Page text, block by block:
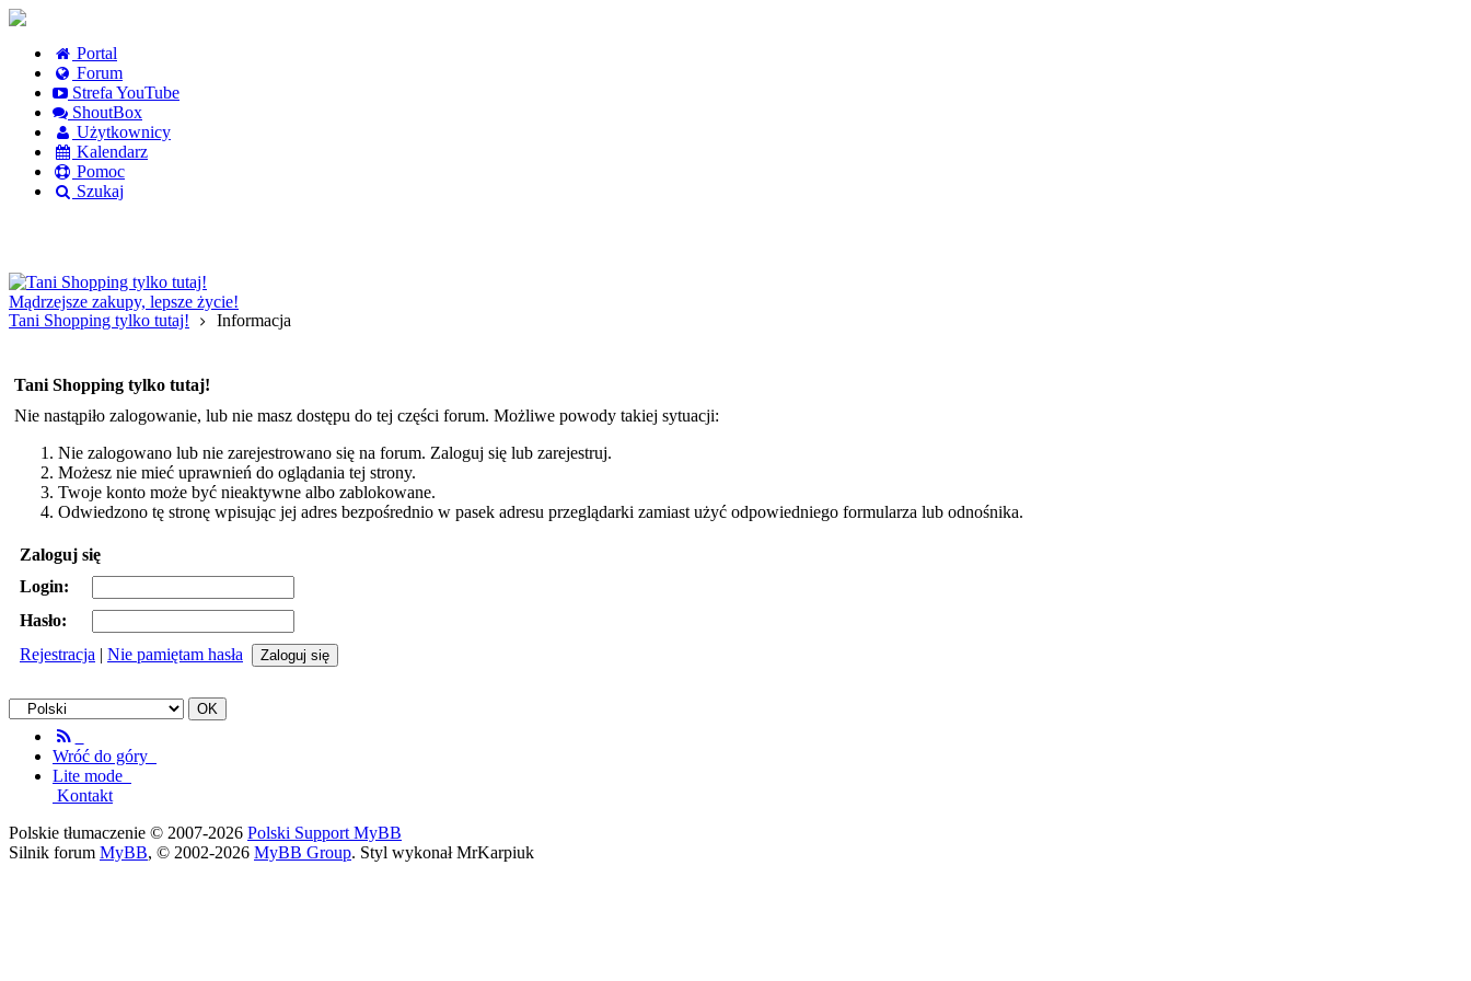
Portal
Forum
Strefa YouTube
ShoutBox
Użytkownicy
Kalendarz
Pomoc
Szukaj
Mądrzejsze zakupy, lepsze życie!
Tani Shopping tylko tutaj!
Informacja
Tani Shopping tylko tutaj!
Nie nastąpiło zalogowanie, lub nie masz dostępu do tej części forum. Możliwe powody takiej sytuacji:
Nie zalogowano lub nie zarejestrowano się na forum. Zaloguj się lub zarejestruj.
Możesz nie mieć uprawnień do oglądania tej strony.
Twoje konto może być nieaktywne albo zablokowane.
Odwiedzono tę stronę wpisując jej adres bezpośrednio w pasek adresu przeglądarki zamiast użyć odpowiedniego formularza lub odnośnika.
Zaloguj się
Login:
Hasło:
Rejestracja | Nie pamiętam hasła
Wróć do góry
Lite mode
Kontakt
Polskie tłumaczenie © 2007-2026 Polski Support MyBB
Silnik forum MyBB, © 2002-2026 MyBB Group. Styl wykonał MrKarpiuk